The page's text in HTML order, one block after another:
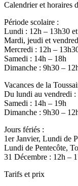
Calendrier et horaires
Période scolaire :
Lundi : 12h – 13h30
Mardi, jeudi et
Mercredi : 12h –
Samedi : 14h – 18h
Dimanche : 9h30 –
Vacances de la
Du lundi au vendredi :
Samedi : 14h – 19h
Dimanche : 9h30 –
Jours fériés :
1er Janvier, Lundi de
Lundi de Pentecôte,
31 Décembre : 12h –
Tarifs et prix